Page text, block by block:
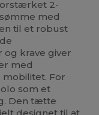
2-
med
til et robust
og krave giver
med
For
som et
Den tætte